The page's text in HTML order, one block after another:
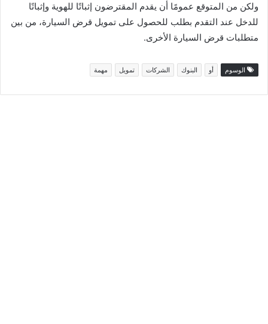
ولكن من المتوقع عمومًا أن يقدم المقترضون إثباتًا للهوية وإثباتًا
للدخل عند التقدم بطلب للحصول على تمويل قرض السيارة، من بين
متطلبات قرض السيارة الأخرى.
الوسوم أو البنوك الشركات تمويل مهمة